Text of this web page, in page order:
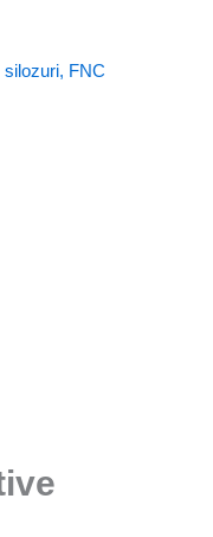
silozuri, FNC